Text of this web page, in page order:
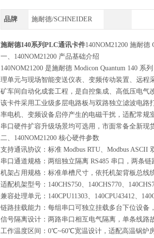
品牌 施耐德/SCHNEIDER
施耐德140系列PLC通讯卡件140NOM21200 施耐
一、140NOM21200 产品基础介绍
140NOM21200 是施耐德 Modicon Quantum 140
理单元与现场智能变送仪表、变频传动装置、远
矿车间自动化成套工程，是自控集成、高低压电气
该卡件采用工业级多层电路板与双路独立滤波电
率电机、变频设备启停产生的电磁干扰，适配常
串口硬件扩容升级场景均可选用，市面常备全新现
二、140NOM21200 核心硬件参数
支持通讯协议：标准 Modbus RTU、Modbus
串口通道规格：两组独立隔离 RS485 串口，两条
机架占用规格：标准单槽尺寸，依托机架背板总线
适配机架型号：140CHS750、140CHS770、
兼容处理单元：140CPU11303、140CPU43412、
链路挂载能力：每组串口可独立挂载多台下位设
信号隔离设计：两路串口相互电气隔离，单条线路
工作温度区间：0℃~60℃宽温设计，适配高温锅炉